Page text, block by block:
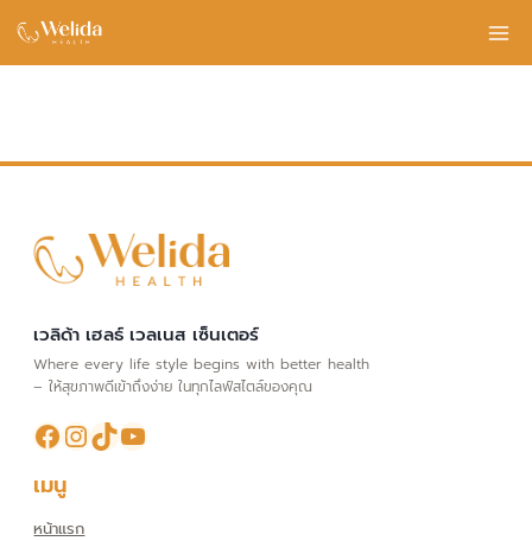
Skip
เวลิด้า เฮลธ์ เวลเนส เซ็นเตอร์
Where every life style begins with better health
– ให้สุขภาพดีเข้าถึงง่าย ในทุกไลฟ์สไตล์ของคุณ
Facebook
Instagram
TikTokYouTube
เมนู
หน้าแรก